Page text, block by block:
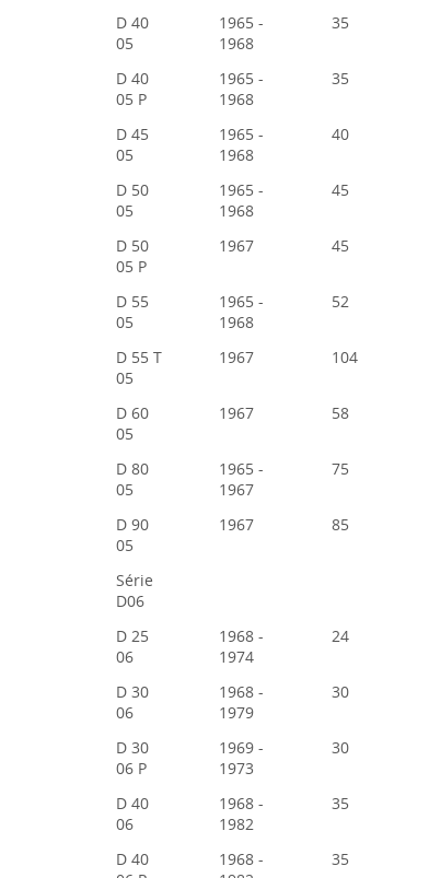
D 40
05
1965 -
1968
35
D 40
05 P
1965 -
1968
35
D 45
05
1965 -
1968
40
D 50
05
1965 -
1968
45
D 50
05 P
1967 45
D 55
05
1965 -
1968
52
D 55 T
05
1967 104
D 60
05
1967 58
D 80
05
1965 -
1967
75
D 90
05
1967 85
Série
D06
D 25
06
1968 -
1974
24
D 30
06
1968 -
1979
30
D 30
06 P
1969 -
1973
30
D 40
06
1968 -
1982
35
D 40
1968 -
35